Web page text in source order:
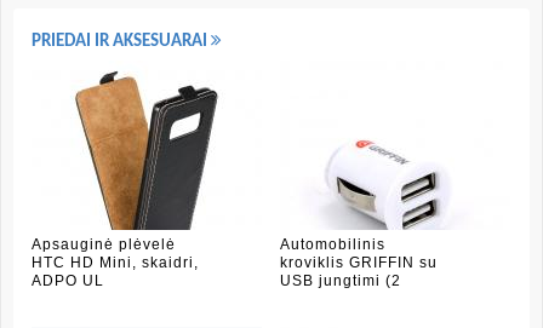
PRIEDAI IR AKSESUARAI
Apsauginė plėvelė
HTC HD Mini, skaidri,
ADPO UL
Automobilinis
kroviklis GRIFFIN su
USB jungtimi (2